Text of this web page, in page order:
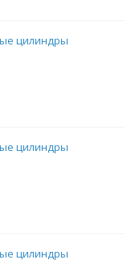
цилиндры
цилиндры
цилиндры